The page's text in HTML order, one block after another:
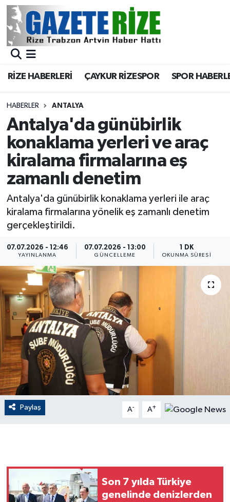
RİZE HABERLERİ ÇAYKUR RİZESPOR SPOR
HABERLER ANTALYA
Antalya'da günübirlik
konaklama yerleri ve araç
kiralama firmalarına eş
zamanlı denetim
Antalya'da günübirlik konaklama yerleri ile araç
kiralama firmalarına yönelik eş zamanlı denetim
gerçekleştirildi.
07.07.2026 - 12:46
YAYINLANMA
07.07.2026 - 13:00
GÜNCELLEME
1 DK
OKUNMA SÜRESI
Paylaş A- A+
Son 7 yılda Türkiye
genelinde denizlerden
BÖLGEMİZ
Asayiş
Rize Jandarma Komutanlığı
Bilim Teknoloji
Advertising news
Canlı Maç
ÇEVRE
Dış Haberler
Dünya
EĞİTİM
EKONOMİ
English News
Finans
GENEL
Merkez Nöbetçi Eczaneler
Merkez Trafik Yoğunluk Haritası
Süper Lig Puan Durumu ve Fikstür
Tüm Manşetler
Son Dakika Haberleri
Haber Arşivi